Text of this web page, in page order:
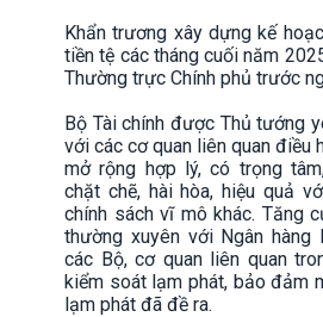
Khẩn trương xây dựng kế
tiền tệ các tháng cuối năm
Thường trực Chính phủ trước
Bộ Tài chính được Thủ tướng
với các cơ quan liên quan điều
mở rộng hợp lý, có trọng
chặt chẽ, hài hòa, hiệu quả
chính sách vĩ mô khác. Tăng
thường xuyên với Ngân hàng
các Bộ, cơ quan liên quan
kiểm soát lạm phát, bảo đảm
lạm phát đã đề ra.